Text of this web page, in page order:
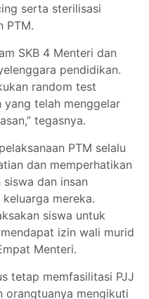
serta sterilisasi
PTM.
SKB 4 Menteri dan
pendidikan.
random test
telah menggelar
tegasnya.
PTM selalu
dan memperhatikan
dan insan
mereka.
siswa untuk
izin wali murid
Menteri.
tetap memfasilitasi PJJ
orangtuanya mengikuti